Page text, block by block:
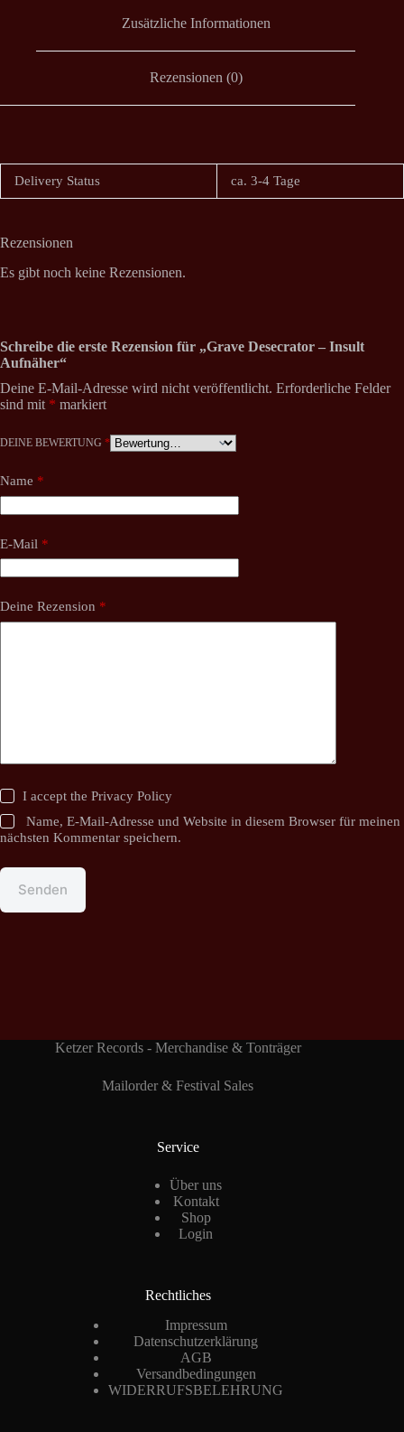
Zusätzliche Informationen
Rezensionen (0)
Delivery Status ca. 3-4 Tage
Rezensionen
Es gibt noch keine Rezensionen.
Schreibe die erste Rezension für „Grave Desecrator – Insult
Aufnäher“
Deine E-Mail-Adresse wird nicht veröffentlicht. Erforderliche Felder
sind mit * markiert
DEINE BEWERTUNG *
Name *
E-Mail *
Deine Rezension *
I accept thePrivacy Policy
Name, E-Mail-Adresse und Website in diesem Browser für meinen
nächsten Kommentar speichern.
Senden
Ketzer Records - Merchandise & Tonträger
Mailorder & Festival Sales
Service
Über uns
Kontakt
Shop
Login
Rechtliches
Impressum
Datenschutzerklärung
AGB
Versandbedingungen
WIDERRUFSBELEHRUNG